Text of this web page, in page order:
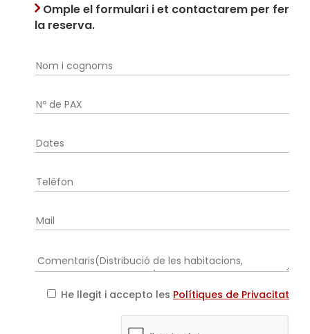
Omple el formulari i et contactarem per fer
la reserva.
He llegit i accepto les Polítiques de Privacitat